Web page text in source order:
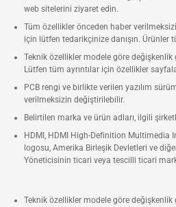
web sitelerini ziyaret edin.
Tüm özellikler önceden haber
için lütfen tedarikçinize danışın.
Teknik özellikler modele göre
Lütfen tüm ayrıntılar için özellikler
PCB rengi ve birlikte verilen yazılım
verilmeksizin değiştirilebilir.
Belirtilen marka ve ürün adları, ilgili
HDMI, HDMI High-Definition Multimedia
logosu, Amerika Birleşik Devletleri ve
Yöneticisinin ticari veya tescilli ticari
Teknik özellikler modele göre